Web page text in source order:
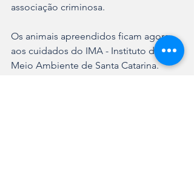
associação criminosa.
Os animais apreendidos ficam agora
aos cuidados do IMA - Instituto do
Meio Ambiente de Santa Catarina.